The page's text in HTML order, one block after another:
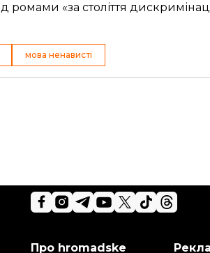
«за століття
мова ненависті
Про hromadske